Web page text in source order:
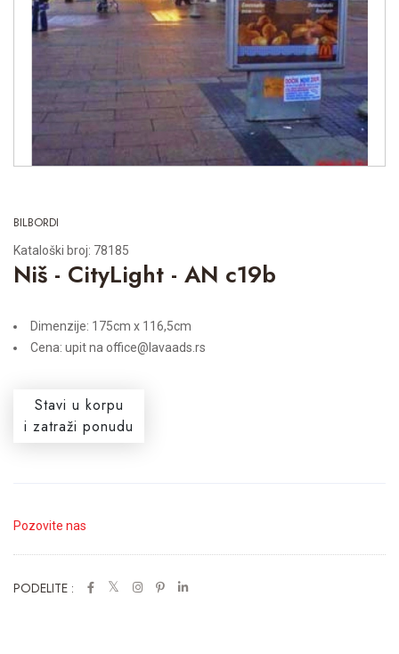
BILBORDI
Kataloški broj: 78185
Niš - CityLight - AN c19b
Dimenzije: 175cm x 116,5cm
Cena: upit na office@lavaads.rs
Stavi u korpu
i zatraži ponudu
Pozovite nas
PODELITE :